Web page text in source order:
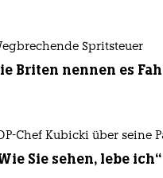
Spritsteuer
Briten nennen es
Chef Kubicki über seine
Sie sehen, lebe ich“